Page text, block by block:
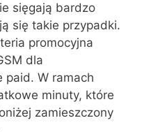
sięgają bardzo
się takie przypadki.
promocyjna
dla
paid. W ramach
minuty, które
zamieszczony